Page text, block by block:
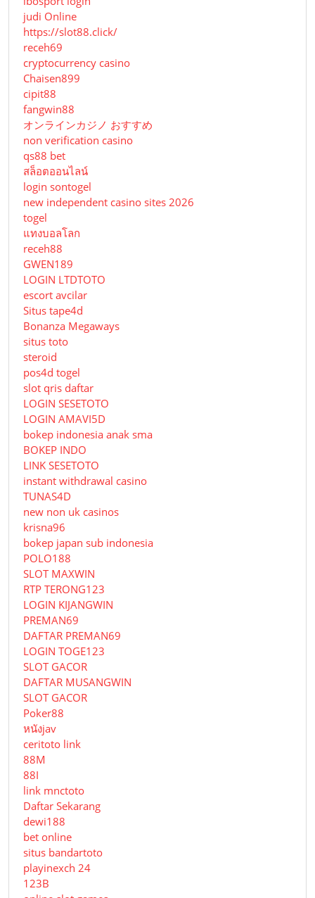
judi Online
https://slot88.click/
receh69
cryptocurrency casino
Chaisen899
cipit88
fangwin88
オンラインカジノ おすすめ
non verification casino
qs88 bet
สล็อตออนไลน์
login sontogel
new independent casino sites 2026
togel
แทงบอลโลก
receh88
GWEN189
LOGIN LTDTOTO
escort avcilar
Situs tape4d
Bonanza Megaways
situs toto
steroid
pos4d togel
slot qris daftar
LOGIN SESETOTO
LOGIN AMAVI5D
bokep indonesia anak sma
BOKEP INDO
LINK SESETOTO
instant withdrawal casino
TUNAS4D
new non uk casinos
krisna96
bokep japan sub indonesia
POLO188
SLOT MAXWIN
RTP TERONG123
LOGIN KIJANGWIN
PREMAN69
DAFTAR PREMAN69
LOGIN TOGE123
SLOT GACOR
DAFTAR MUSANGWIN
SLOT GACOR
Poker88
หนังjav
ceritoto link
88M
88I
link mnctoto
Daftar Sekarang
dewi188
bet online
situs bandartoto
playinexch 24
123B